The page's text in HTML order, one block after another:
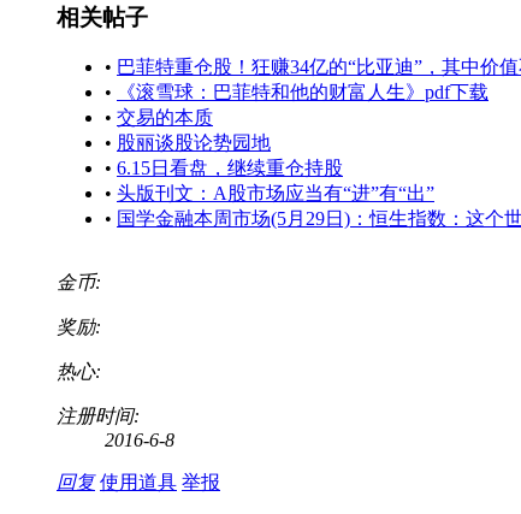
相关帖子
• 巴菲特重仓股！狂赚34亿的“比亚迪”，其中价值
•
《滚雪球：巴菲特和他的财富人生》pdf下载
• 交易的本质
• 股丽谈股论势园地
• 6.15日看盘，继续重仓持股
• 头版刊文：A股市场应当有“进”有“出”
• 国学金融本周市场(5月29日)：恒生指数：这个
金币:
奖励:
热心:
注册时间:
2016-6-8
回复 使用道具 举报